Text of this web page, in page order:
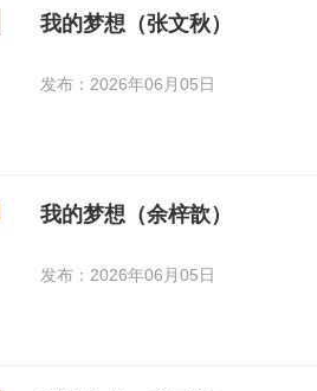
​我的梦想（张文秋）
发布：2026年06月05日
我的梦想（余梓歆）
发布：2026年06月05日